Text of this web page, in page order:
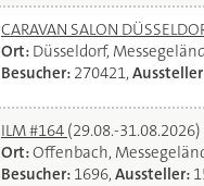
CARAVAN SALON
Ort: Düsseldorf,
Besucher: 270421,
ILM #164 (29.08.-31.08.2026)
Ort:Offenbach,
Besucher: 1696,Aussteller: